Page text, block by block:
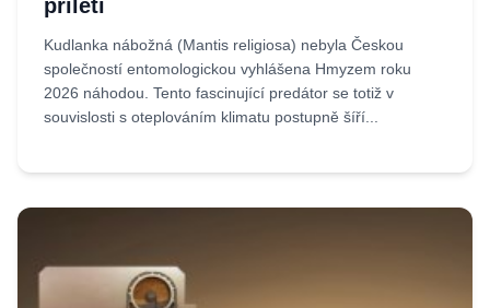
přiletí
Kudlanka nábožná (Mantis religiosa) nebyla Českou
společností entomologickou vyhlášena Hmyzem roku
2026 náhodou. Tento fascinující predátor se totiž v
souvislosti s oteplováním klimatu postupně šíří...